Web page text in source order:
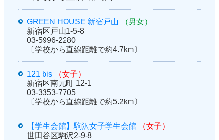
GREEN HOUSE 新宿戸山
（男女）
新宿区戸山1-5-8
03-5996-2280
〔学校から直線距離で約4.7km〕
121 bis
（女子）
新宿区南元町 12-1
03-3353-7705
〔学校から直線距離で約5.2km〕
【学生会館】駒沢女子学生会館
（女子）
世田谷区駒沢2-9-8